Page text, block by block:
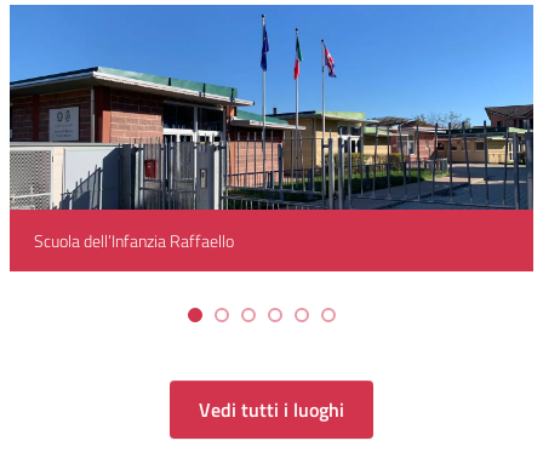
Scuola dell’Infanzia Raffaello
Vedi tutti i luoghi